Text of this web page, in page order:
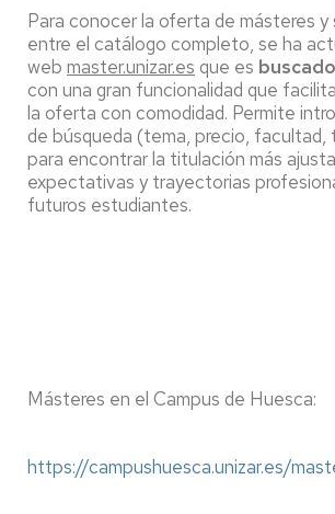
Para conocer la oferta de másteres y
entre el catálogo completo, se ha
web master.unizar.es que es
con una gran funcionalidad que
la oferta con comodidad. Permite
de búsqueda (tema, precio, facultad,
para encontrar la titulación más
expectativas y trayectorias
futuros estudiantes.
Másteres en el Campus de Huesca:
https://campushuesca.unizar.es/